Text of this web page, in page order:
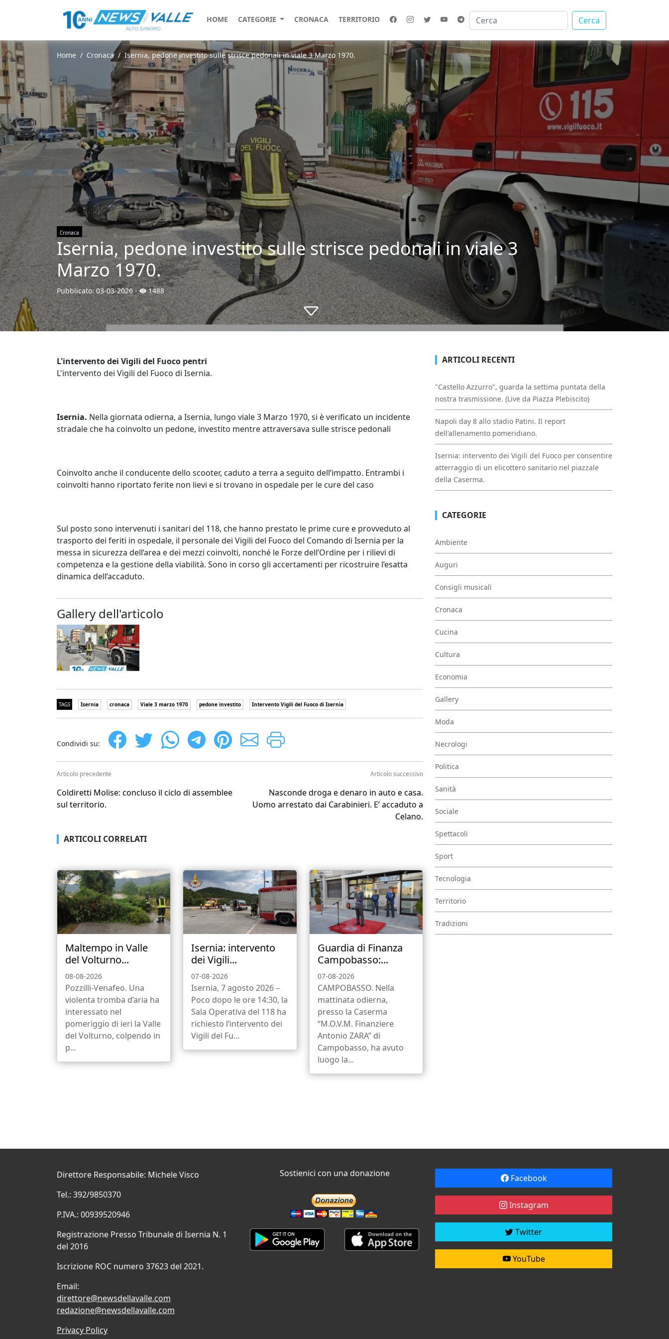
HOME CATEGORIE CRONACA TERRITORIO Cerca
Home Cronaca Isernia, pedone investito sulle strisce pedonali in viale 3 Marzo 1970.
Cronaca
Isernia, pedone investito sulle strisce pedonali in viale 3
Marzo 1970.
Pubblicato:03-03-2026- 1488
L'intervento dei Vigili del Fuoco pentri
L'intervento dei Vigili del Fuoco di Isernia.
Isernia. Nella giornata odierna, a Isernia, lungo viale 3 Marzo 1970, si è verificato un incidente
stradale che ha coinvolto un pedone, investito mentre attraversava sulle strisce pedonali
Coinvolto anche il conducente dello scooter, caduto a terra a seguito dell’impatto. Entrambi i
coinvolti hanno riportato ferite non lievi e si trovano in ospedale per le cure del caso
Sul posto sono intervenuti i sanitari del 118, che hanno prestato le prime cure e provveduto al
trasporto dei feriti in ospedale, il personale dei Vigili del Fuoco del Comando di Isernia per la
messa in sicurezza dell’area e dei mezzi coinvolti, nonché le Forze dell’Ordine per i rilievi di
competenza e la gestione della viabilità. Sono in corso gli accertamenti per ricostruire l’esatta
dinamica dell’accaduto.
Gallery dell'articolo
TAGS Isernia cronaca Viale 3 marzo 1970 pedone investito Intervento Vigili del Fuoco di Isernia
Condividi su:
Articolo precedente
Coldiretti Molise: concluso il ciclo di assemblee
sul territorio.
Articolo successivo
Nasconde droga e denaro in auto e casa.
Uomo arrestato dai Carabinieri. E’ accaduto a
Celano.
ARTICOLI CORRELATI
Maltempo in Valle
del Volturno...
08-08-2026
Pozzilli-Venafeo. Una
violenta tromba d’aria ha
interessato nel
pomeriggio di ieri la Valle
del Volturno, colpendo in
p...
Isernia: intervento
dei Vigili...
07-08-2026
Isernia, 7 agosto 2026 –
Poco dopo le ore 14:30, la
Sala Operativa del 118 ha
richiesto l’intervento dei
Vigili del Fu...
Guardia di Finanza
Campobasso:...
07-08-2026
CAMPOBASSO. Nella
mattinata odierna,
presso la Caserma
“M.O.V.M. Finanziere
Antonio ZARA” di
Campobasso, ha avuto
luogo la...
ARTICOLI RECENTI
"Castello Azzurro", guarda la settima puntata della
nostra trasmissione. (Live da Piazza Plebiscito)
Napoli day 8 allo stadio Patini. Il report
dell'allenamento pomeridiano.
Isernia: intervento dei Vigili del Fuoco per consentire
atterraggio di un elicottero sanitario nel piazzale
della Caserma.
CATEGORIE
Ambiente
Auguri
Consigli musicali
Cronaca
Cucina
Cultura
Economia
Gallery
Moda
Necrologi
Politica
Sanità
Sociale
Spettacoli
Sport
Tecnologia
Territorio
Tradizioni
Direttore Responsabile: Michele Visco
Tel.: 392/9850370
P.IVA.: 00939520946
Registrazione Presso Tribunale di Isernia N. 1
del 2016
Iscrizione ROC numero 37623 del 2021.
Email:
direttore@newsdellavalle.com
redazione@newsdellavalle.com
Privacy Policy
Sostienici con una donazione Facebook
Instagram
Twitter
YouTube